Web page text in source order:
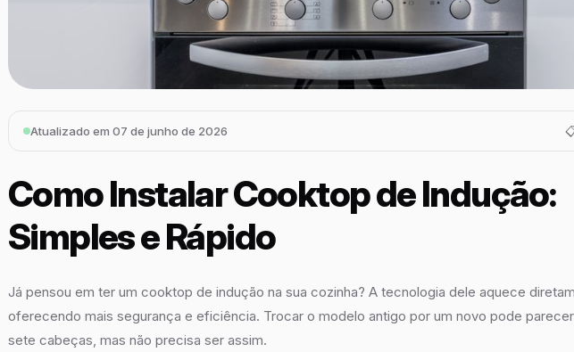
Atualizado em 07 de junho de 2026
Como Instalar Cooktop de Indução:
Simples e Rápido
Já pensou em ter um cooktop de indução na sua cozinha? A tecnologia dele aquece
oferecendo mais segurança e eficiência. Trocar o modelo antigo por um novo pode
sete cabeças, mas não precisa ser assim.